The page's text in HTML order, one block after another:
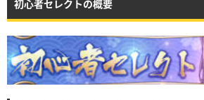
初心者セレクトの概要